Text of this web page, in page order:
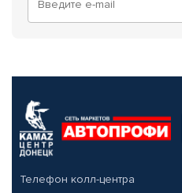
Телефон колл-центра